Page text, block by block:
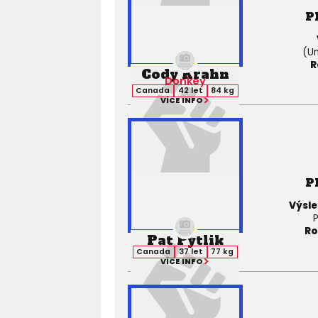
Cody Krahn
Donkey
Canada 42 let
84 kg
VÍCE INFO
Pat Pytlik
Canada 37 let
77 kg
VÍCE INFO